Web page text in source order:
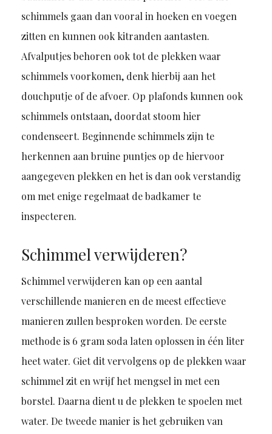
schimmels gaan dan vooral in hoeken en voegen
zitten en kunnen ook kitranden aantasten.
Afvalputjes behoren ook tot de plekken waar
schimmels voorkomen, denk hierbij aan het
douchputje of de afvoer. Op plafonds kunnen ook
schimmels ontstaan, doordat stoom hier
condenseert. Beginnende schimmels zijn te
herkennen aan bruine puntjes op de hiervoor
aangegeven plekken en het is dan ook verstandig
om met enige regelmaat de badkamer te
inspecteren.
Schimmel verwijderen?
Schimmel verwijderen kan op een aantal
verschillende manieren en de meest effectieve
manieren zullen besproken worden. De eerste
methode is 6 gram soda laten oplossen in één liter
heet water. Giet dit vervolgens op de plekken waar
schimmel zit en wrijf het mengsel in met een
borstel. Daarna dient u de plekken te spoelen met
water. De tweede manier is het gebruiken van